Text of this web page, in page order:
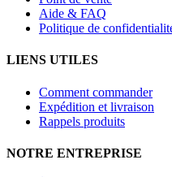
Aide & FAQ
Politique de
LIENS UTILES
Comment commander
Expédition et livraison
Rappels produits
NOTRE ENTREPRISE